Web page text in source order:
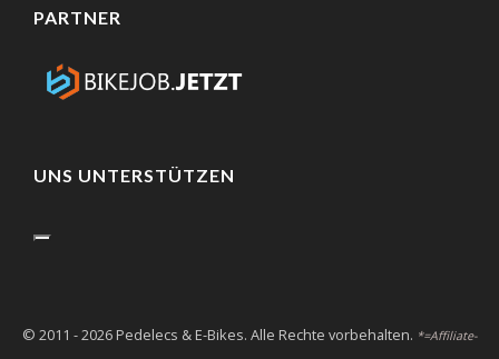
PARTNER
UNS UNTERSTÜTZEN
© 2011 - 2026 Pedelecs & E-Bikes. Alle Rechte vorbehalten. *=Affiliate-